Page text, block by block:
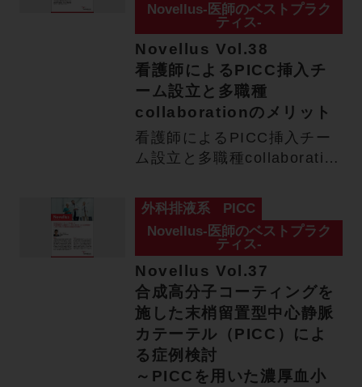
Novellus-医師のベストプラク
ティス-
Novellus Vol.38
看護師によるPICC挿入チ
ーム設立と多職種
collaborationのメリット
看護師によるPICC挿入チー
ム設立と多職種collaboration
外科排液系
PICC
Novellus-医師のベストプラク
ティス-
Novellus Vol.37
合成高分子コーティングを
施した末梢留置型中心静脈
カテーテル（PICC）によ
る症例検討
～PICCを用いた濃厚血小